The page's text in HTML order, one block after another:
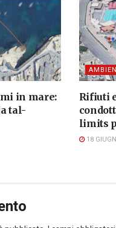
in mare:
tal-
Rifiuti
limits
18